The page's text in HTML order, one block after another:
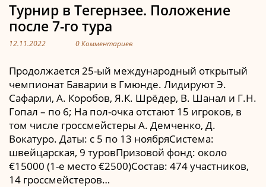
Турнир в Тегернзее. Положение
после 7-го тура
12.11.2022 0 Комментариев
Продолжается 25-ый международный открытый
чемпионат Баварии в Гмюнде. Лидируют Э.
Сафарли, А. Коробов, Я.К. Шрёдер, В. Шанал и Г.Н.
Гопал – по 6; На пол-очка отстают 15 игроков, в
том числе гроссмейстеры А. Демченко, Д.
Вокатуро. Даты: с 5 по 13 ноябряСистема:
швейцарская, 9 туровПризовой фонд: около
€15000 (1-е место €2500)Состав: 474 участников,
14 гроссмейстеров…